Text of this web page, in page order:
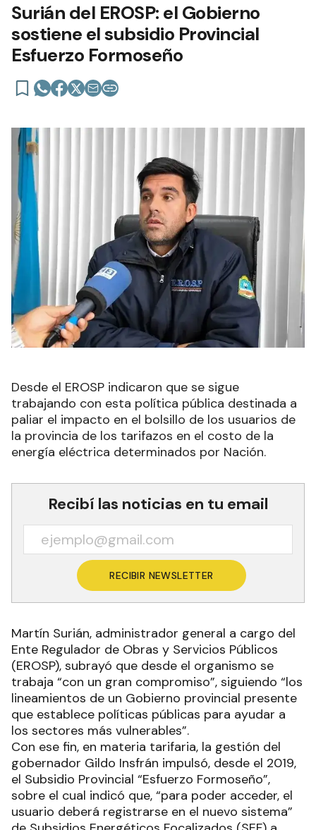
Surián del EROSP: el Gobierno
sostiene el subsidio Provincial
Esfuerzo Formoseño
Desde el EROSP indicaron que se sigue
trabajando con esta política pública destinada a
paliar el impacto en el bolsillo de los usuarios de
la provincia de los tarifazos en el costo de la
energía eléctrica determinados por Nación.
Recibí las noticias en tu email
RECIBIR NEWSLETTER
Martín Surián, administrador general a cargo del
Ente Regulador de Obras y Servicios Públicos
(EROSP), subrayó que desde el organismo se
trabaja “con un gran compromiso”, siguiendo “los
lineamientos de un Gobierno provincial presente
que establece políticas públicas para ayudar a
los sectores más vulnerables”.
Con ese fin, en materia tarifaria, la gestión del
gobernador Gildo Insfrán impulsó, desde el 2019,
el Subsidio Provincial “Esfuerzo Formoseño”,
sobre el cual indicó que, “para poder acceder, el
usuario deberá registrarse en el nuevo sistema”